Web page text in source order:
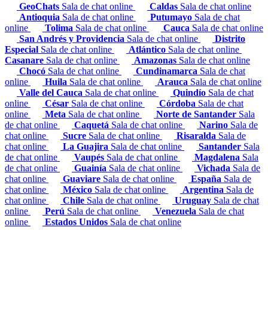
GeoChats Sala de chat online Caldas Sala de chat online
Antioquia Sala de chat online Putumayo Sala de chat
online
Tolima Sala de chat online Cauca Sala de chat online
San Andrés y Providencia Sala de chat online
Distrito
Especial Sala de chat online Atlántico Sala de chat online
Casanare Sala de chat online Amazonas Sala de chat online
Chocó Sala de chat online Cundinamarca Sala de chat
online
Huila Sala de chat online Arauca Sala de chat online
Valle del Cauca Sala de chat online Quindío Sala de chat
online
César Sala de chat online Córdoba Sala de chat
online
Meta Sala de chat online Norte de Santander Sala
de chat online
Caquetá Sala de chat online Narino Sala de
chat online
Sucre Sala de chat online Risaralda Sala de
chat online
La Guajira Sala de chat online Santander Sala
de chat online
Vaupés Sala de chat online Magdalena Sala
de chat online
Guainía Sala de chat online Vichada Sala de
chat online
Guaviare Sala de chat online España Sala de
chat online
México Sala de chat online Argentina Sala de
chat online
Chile Sala de chat online Uruguay Sala de chat
online
Perú Sala de chat online Venezuela Sala de chat
online
Estados Unidos Sala de chat online